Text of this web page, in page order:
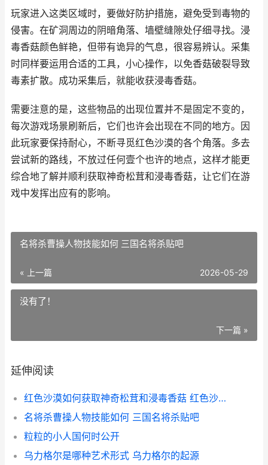
玩家进入这类区域时，要做好防护措施，避免受到毒物的
侵害。在矿洞周边的阴暗角落、墙壁缝隙处仔细寻找。浸
毒香菇颜色鲜艳，但带有诡异的气息，很容易辨认。采集
时同样要运用合适的工具，小心操作，以免香菇破裂导致
毒素扩散。成功采集后，就能收获浸毒香菇。
需要注意的是，这些物品的出现位置并不是固定不变的，
每次游戏场景刷新后，它们也许会出现在不同的地方。因
此玩家要保持耐心，不断寻觅红色沙漠的各个角落。多去
尝试新的路线，不放过任何壹个也许的地点，这样才能更
综合地了解并顺利获取神奇松茸和浸毒香菇，让它们在游
戏中发挥出应有的影响。
名将杀曹操人物技能如何 三国名将杀贴吧
« 上一篇 2026-05-29
没有了！
下一篇 »
延伸阅读
红色沙漠如何获取神奇松茸和浸毒香菇 红色沙漠如何获取石材
名将杀曹操人物技能如何 三国名将杀贴吧
粒粒的小人国何时公开
乌力格尔是哪种艺术形式 乌力格尔的起源